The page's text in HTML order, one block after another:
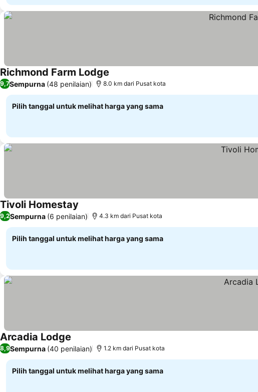
Richmond Farm Lodge
9,7Sempurna (48 penilaian) 8.0 km dari Pusat kota
Pilih tanggal untuk melihat harga yang sama
Tivoli Homestay Lihat harga
9,2Sempurna (6 penilaian) 4.3 km dari Pusat kota
Pilih tanggal untuk melihat harga yang sama
Arcadia Lodge Lihat harga
8,9Sempurna (40 penilaian) 1.2 km dari Pusat kota
Pilih tanggal untuk melihat harga yang sama